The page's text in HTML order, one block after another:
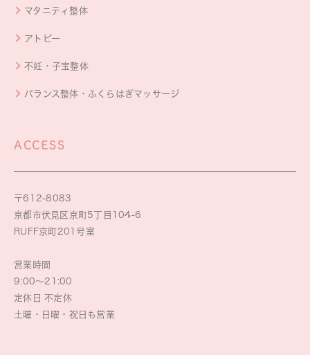
マタニティ整体
アトピー
不妊・子宝整体
バランス整体・ふくらはぎマッサージ
ACCESS
〒612-8083
京都市伏見区京町5丁目104-6
RUFF京町201号室
営業時間
9:00～21:00
定休日 不定休
土曜・日曜・祝日も営業